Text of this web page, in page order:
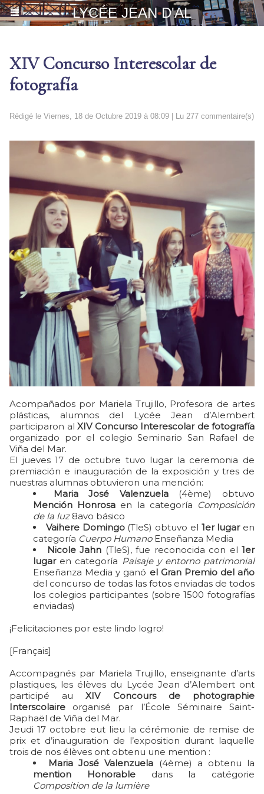
LYCÉE JEAN D'AL
XIV Concurso Interescolar de
fotografía
Rédigé le Viernes, 18 de Octubre 2019 à 08:09 | Lu 277 commentaire(s)
Acompañados por Mariela Trujillo, Profesora de artes
plásticas, alumnos del Lycée Jean d’Alembert
participaron al XIV Concurso Interescolar de fotografía
organizado por el colegio Seminario San Rafael de
Viña del Mar.
El jueves 17 de octubre tuvo lugar la ceremonia de
premiación e inauguración de la exposición y tres de
nuestras alumnas obtuvieron una mención:
Maria José Valenzuela(4ème) obtuvo
Mención Honrosa en la categoría Composición
de la luz8avo básico
Vaihere Domingo(TleS) obtuvo el 1er lugaren
categoría Cuerpo HumanoEnseñanza Media
Nicole Jahn (TleS), fue reconocida con el 1er
lugaren categoría Paisaje y entorno patrimonial
Enseñanza Media y ganó el Gran Premio del año
del concurso de todas las fotos enviadas de todos
los colegios participantes (sobre 1500 fotografías
enviadas)
¡Felicitaciones por este lindo logro!
[Français]
Accompagnés par Mariela Trujillo, enseignante d’arts
plastiques, les élèves du Lycée Jean d’Alembert ont
participé auXIV Concours de photographie
Interscolaire organisé par l’École Séminaire Saint-
Raphaël de Viña del Mar.
Jeudi 17 octobre eut lieu la cérémonie de remise de
prix et d’inauguration de l’exposition durant laquelle
trois de nos élèves ont obtenu une mention :
Maria José Valenzuela (4ème) a obtenu la
mention Honorabledans la catégorie
Composition de la lumière